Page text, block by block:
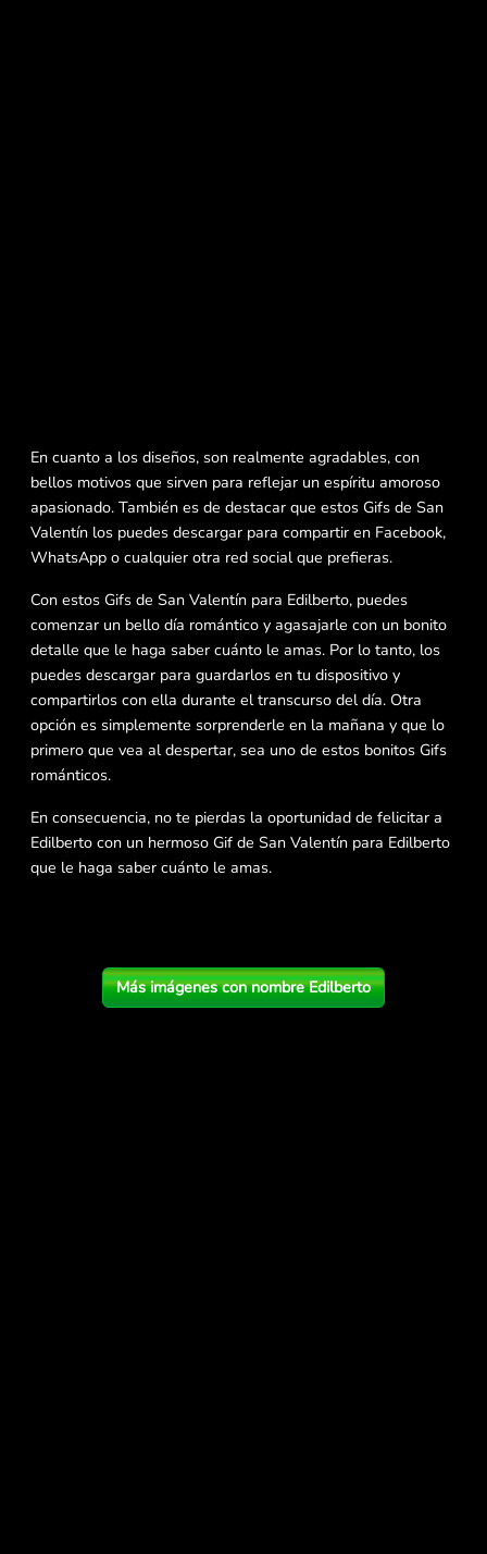
En cuanto a los diseños, son realmente agradables, con
bellos motivos que sirven para reflejar un espíritu amoroso
apasionado. También es de destacar que estos Gifs de San
Valentín los puedes descargar para compartir en Facebook,
WhatsApp o cualquier otra red social que prefieras.
Con estos Gifs de San Valentín para Edilberto, puedes
comenzar un bello día romántico y agasajarle con un bonito
detalle que le haga saber cuánto le amas. Por lo tanto, los
puedes descargar para guardarlos en tu dispositivo y
compartirlos con ella durante el transcurso del día. Otra
opción es simplemente sorprenderle en la mañana y que lo
primero que vea al despertar, sea uno de estos bonitos Gifs
románticos.
En consecuencia, no te pierdas la oportunidad de felicitar a
Edilberto con un hermoso Gif de San Valentín para Edilberto
que le haga saber cuánto le amas.
Más imágenes con nombre Edilberto